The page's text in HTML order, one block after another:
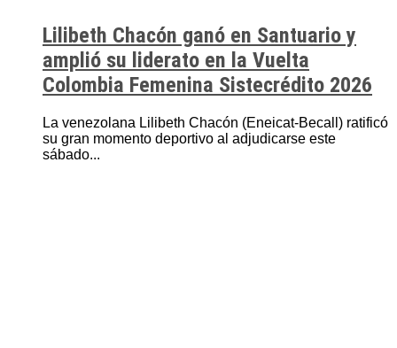
Lilibeth Chacón ganó en Santuario y
amplió su liderato en la Vuelta
Colombia Femenina Sistecrédito 2026
La venezolana Lilibeth Chacón (Eneicat-Becall) ratificó
su gran momento deportivo al adjudicarse este
sábado...